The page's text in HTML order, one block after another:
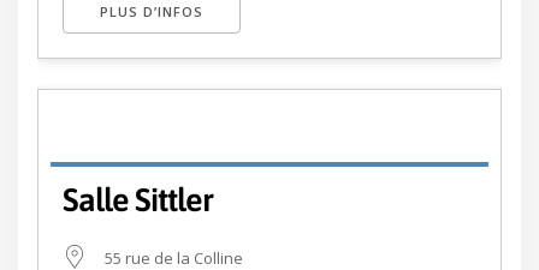
PLUS D’INFOS
Salle Sittler
55 rue de la Colline